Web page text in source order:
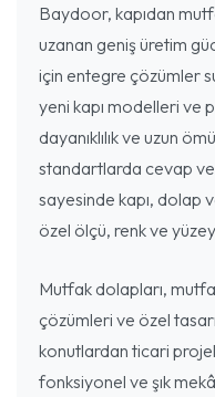
Baydoor, kapıdan
uzanan geniş üretim
için entegre çözümler
yeni kapı modelleri ve
dayanıklılık ve uzun
standartlarda cevap
sayesinde kapı, dolap
özel ölçü, renk ve
Mutfak dolapları,
çözümleri ve özel
konutlardan ticari
fonksiyonel ve şık